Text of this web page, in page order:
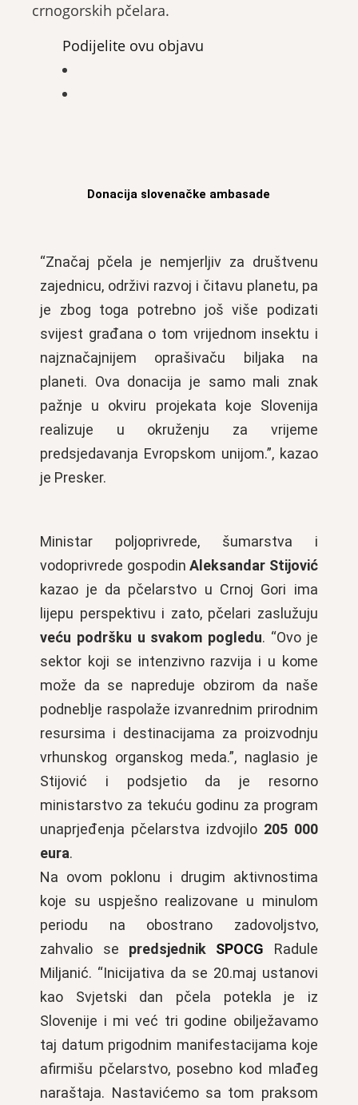
crnogorskih pčelara.
Podijelite ovu objavu
Donacija slovenačke ambasade
“Značaj pčela je nemjerljiv za društvenu
zajednicu, održivi razvoj i čitavu planetu, pa
je zbog toga potrebno još više podizati
svijest građana o tom vrijednom insektu i
najznačajnijem oprašivaču biljaka na
planeti. Ova donacija je samo mali znak
pažnje u okviru projekata koje Slovenija
realizuje u okruženju za vrijeme
predsjedavanja Evropskom unijom.”, kazao
je Presker.
Ministar poljoprivrede, šumarstva i
vodoprivrede gospodinAleksandar Stijović
kazao je da pčelarstvo u Crnoj Gori ima
lijepu perspektivu i zato, pčelari zaslužuju
veću podršku u svakom pogledu. “Ovo je
sektor koji se intenzivno razvija i u kome
može da se napreduje obzirom da naše
podneblje raspolaže izvanrednim prirodnim
resursima i destinacijama za proizvodnju
vrhunskog organskog meda.”, naglasio je
Stijović i podsjetio da je resorno
ministarstvo za tekuću godinu za program
unaprjeđenja pčelarstva izdvojilo 205 000
eura.
Na ovom poklonu i drugim aktivnostima
koje su uspješno realizovane u minulom
periodu na obostrano zadovoljstvo,
zahvalio se predsjednik SPOCG Radule
Miljanić. “Inicijativa da se 20.maj ustanovi
kao Svjetski dan pčela potekla je iz
Slovenije i mi već tri godine obilježavamo
taj datum prigodnim manifestacijama koje
afirmišu pčelarstvo, posebno kod mlađeg
naraštaja. Nastavićemo sa tom praksom